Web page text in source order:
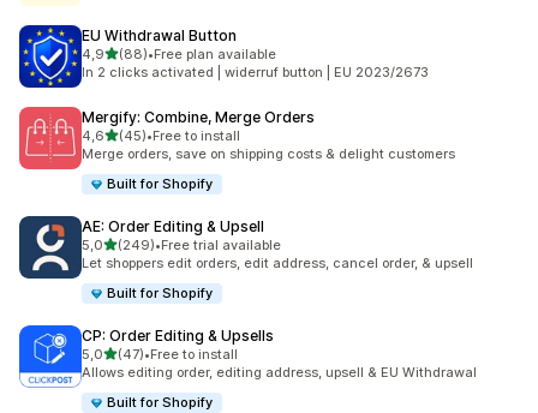
EU Withdrawal Button
4,9av 5 stjerner
(88)
Totalt 88 omtaler
•Free plan available
In 2 clicks activated | widerruf button | EU 2023/2673
Mergify: Combine, Merge Orders
4,6av 5 stjerner
(45)
Totalt 45 omtaler
•Free to install
Merge orders, save on shipping costs & delight customers
Built for Shopify
AE: Order Editing & Upsell
5,0av 5 stjerner
(249)
Totalt 249 omtaler
•Free trial available
Let shoppers edit orders, edit address, cancel order, & upsell
Built for Shopify
CP: Order Editing & Upsells
5,0av 5 stjerner
(47)
Totalt 47 omtaler
•Free to install
Allows editing order, editing address, upsell & EU Withdrawal
Built for Shopify